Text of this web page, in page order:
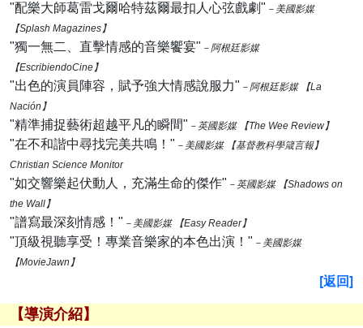
"配樂大師葛雷戈爾哈特茲爾最扣人心弦戲劇" －美國影媒
【Splash Magazines】
"獨一無二、直擊情感的音樂饗宴" －阿根廷影媒
【EscribiendoCine】
"出色的演員陣容，賦予強大情感說服力" －阿根廷影媒 【La
Nación】
"精準捕捉藝術超越平凡的瞬間" －英國影媒 【The Wee Review】
"在不和諧中尋找完美共鳴！" －美國影媒 【基督教科學箴言報】
Christian Science Monitor
"如交響樂起伏動人，充滿生命的傑作" －英國影媒 【Shadows on
the Wall】
"譜寫最深刻情感！" －美國影媒 【Easy Reader】
"頂級視聽享受！專業音樂家的本色出演！" －美國影媒
【MovieJawn】
[返回]
【導演介紹】